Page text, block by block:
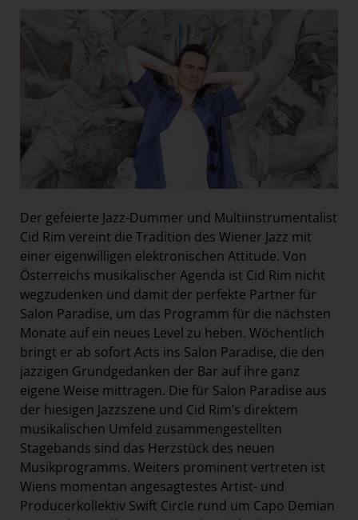
Der gefeierte Jazz-Dummer und Multiinstrumentalist
Cid Rim vereint die Tradition des Wiener Jazz mit
einer eigenwilligen elektronischen Attitude. Von
Österreichs musikalischer Agenda ist Cid Rim nicht
wegzudenken und damit der perfekte Partner für
Salon Paradise, um das Programm für die nächsten
Monate auf ein neues Level zu heben. Wöchentlich
bringt er ab sofort Acts ins Salon Paradise, die den
jazzigen Grundgedanken der Bar auf ihre ganz
eigene Weise mittragen. Die für Salon Paradise aus
der hiesigen Jazzszene und Cid Rim’s direktem
musikalischen Umfeld zusammengestellten
Stagebands sind das Herzstück des neuen
Musikprogramms. Weiters prominent vertreten ist
Wiens momentan angesagtestes Artist- und
Producerkollektiv Swift Circle rund um Capo Demian